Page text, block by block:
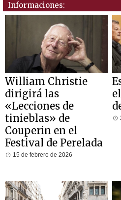
Informaciones:
William Christie
dirigirá las
«Lecciones de
tinieblas» de
Couperin en el
Festival de Perelada
15 de febrero de 2026